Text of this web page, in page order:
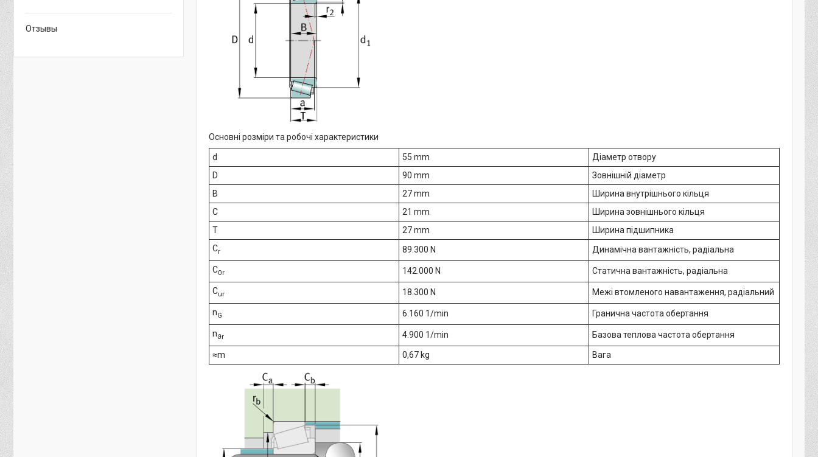
Основні розміри та робочі характеристики
d 55 mm
Діаметр отвору
D
90 mm
Зовнішній діаметр
B
27 mm
Ширина внутрішнього кільця
C
21 mm
Ширина зовнішнього кільця
T
27 mm
Ширина підшипника
Cr 89.300 N Динамічна вантажність, радіальна
C0r 142.000 N Статична вантажність, радіальна
Cur 18.300 N Межі втомленого навантаження, радіальний
nG 6.160 1/min Гранична частота обертання
nϑr 4.900 1/min Базова теплова частота обертання
≈m 0,67 kg Вага
Отзывы